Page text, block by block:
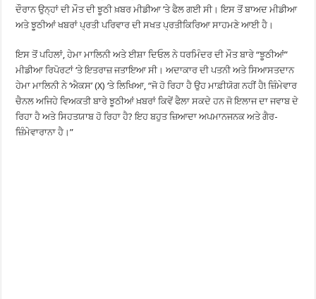
ਦੌਰਾਨ ਉਨ੍ਹਾਂ ਦੀ ਮੌਤ ਦੀ ਝੂਠੀ ਖ਼ਬਰ ਮੀਡੀਆ ’ਤੇ ਫੈਲ ਗਈ ਸੀ। ਇਸ ਤੋਂ ਬਾਅਦ ਮੀਡੀਆ
ਅਤੇ ਝੂਠੀਆਂ ਖਬਰਾਂ ਪ੍ਰਤੀ ਪਰਿਵਾਰ ਦੀ ਸਖਤ ਪ੍ਰਤੀਕਿਰਿਆ ਸਾਹਮਣੇ ਆਈ ਹੈ।
ਇਸ ਤੋਂ ਪਹਿਲਾਂ, ਹੇਮਾ ਮਾਲਿਨੀ ਅਤੇ ਈਸ਼ਾ ਦਿਓਲ ਨੇ ਧਰਮਿੰਦਰ ਦੀ ਮੌਤ ਬਾਰੇ “ਝੂਠੀਆਂ”
ਮੀਡੀਆ ਰਿਪੋਰਟਾਂ ‘ਤੇ ਇਤਰਾਜ਼ ਜਤਾਇਆ ਸੀ। ਅਦਾਕਾਰ ਦੀ ਪਤਨੀ ਅਤੇ ਸਿਆਸਤਦਾਨ
ਹੇਮਾ ਮਾਲਿਨੀ ਨੇ ‘ਐਕਸ’ (X) ‘ਤੇ ਲਿਖਿਆ, “ਜੋ ਹੋ ਰਿਹਾ ਹੈ ਉਹ ਮਾਫ਼ੀਯੋਗ ਨਹੀਂ ਹੈ! ਜ਼ਿੰਮੇਵਾਰ
ਚੈਨਲ ਅਜਿਹੇ ਵਿਅਕਤੀ ਬਾਰੇ ਝੂਠੀਆਂ ਖ਼ਬਰਾਂ ਕਿਵੇਂ ਫੈਲਾ ਸਕਦੇ ਹਨ ਜੋ ਇਲਾਜ ਦਾ ਜਵਾਬ ਦੇ
ਰਿਹਾ ਹੈ ਅਤੇ ਸਿਹਤਯਾਬ ਹੋ ਰਿਹਾ ਹੈ? ਇਹ ਬਹੁਤ ਜ਼ਿਆਦਾ ਅਪਮਾਨਜਨਕ ਅਤੇ ਗੈਰ-
ਜ਼ਿੰਮੇਵਾਰਾਨਾ ਹੈ।”